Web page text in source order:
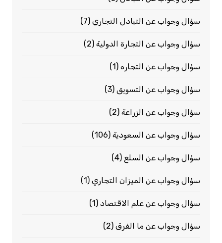
سؤال وجواب عن التبادل التجاري(7)
سؤال وجواب عن التجارة الدولية(2)
سؤال وجواب عن التجاره(1)
سؤال وجواب عن التسويق (3)
سؤال وجواب عن الزراعة(2)
سؤال وجواب عن السعودية(106)
سؤال وجواب عن السلع (4)
سؤال وجواب عن الميزان التجاري(1)
سؤال وجواب عن علم الاقتصاد(1)
سؤال وجواب عن ما الفرق(2)